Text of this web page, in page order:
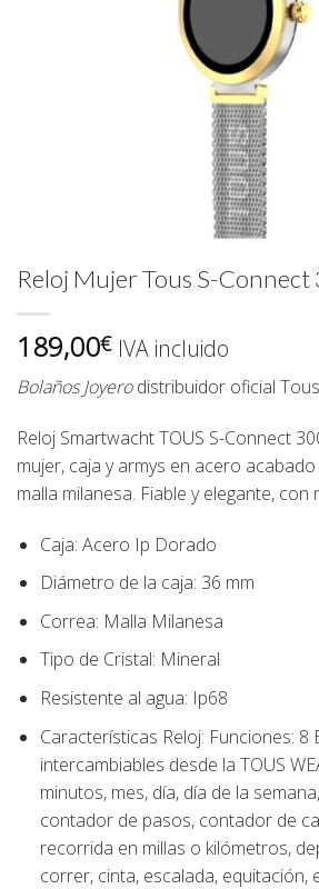
Reloj Mujer Tous S-
189,00€ IVA incluido
Bolaños Joyerodistribuidor oficial Tous
Reloj SmartwachtTOUS S-Connect
mujer, caja y armys en acero
malla milanesa. Fiable y elegante, con
Caja: Acero Ip Dorado
Diámetro de la caja: 36 mm
Correa: Malla Milanesa
Tipo de Cristal: Mineral
Resistente al agua: Ip68
Características Reloj: Funciones: 8
intercambiables desde la TOUS
minutos, mes, día, día de la
contador de pasos, contador de
recorrida en millas o kilómetros,
correr, cinta, escalada, equitación,